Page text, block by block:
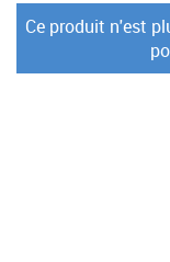
Ce produit n'est